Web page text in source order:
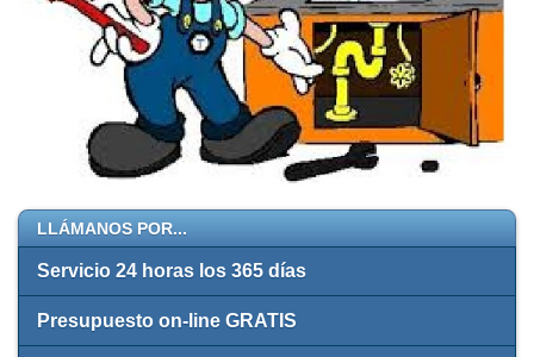
LLÁMANOS POR...
Servicio 24 horas los 365 días
Presupuesto on-line GRATIS